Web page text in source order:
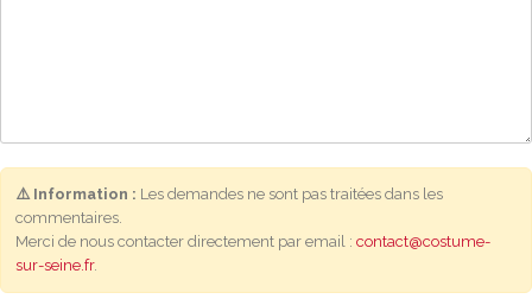
⚠️ Information : Les demandes ne sont pas traitées dans les
commentaires.
Merci de nous contacter directement par email : contact@costume-
sur-seine.fr.